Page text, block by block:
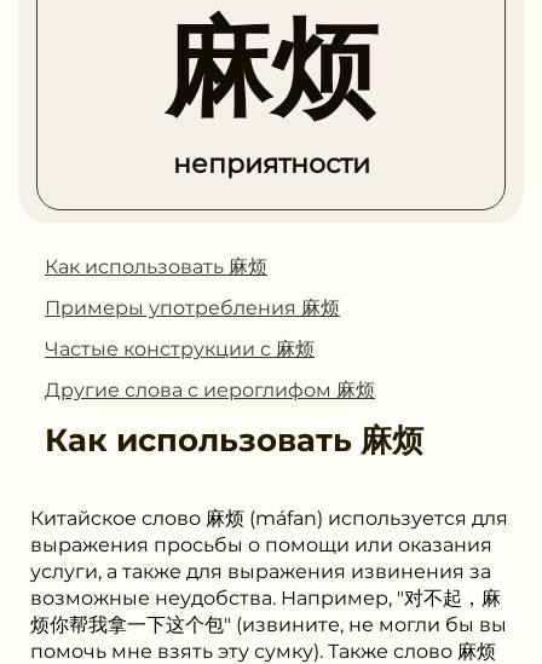
麻烦
неприятности
Как использовать 麻烦
Примеры употребления 麻烦
Частые конструкции с 麻烦
Другие слова с иероглифом 麻烦
Как использовать 麻烦
Китайское слово 麻烦 (máfan) используется для
выражения просьбы о помощи или оказания
услуги, а также для выражения извинения за
возможные неудобства. Например, "对不起，麻
烦你帮我拿一下这个包" (извините, не могли бы вы
помочь мне взять эту сумку). Также слово 麻烦